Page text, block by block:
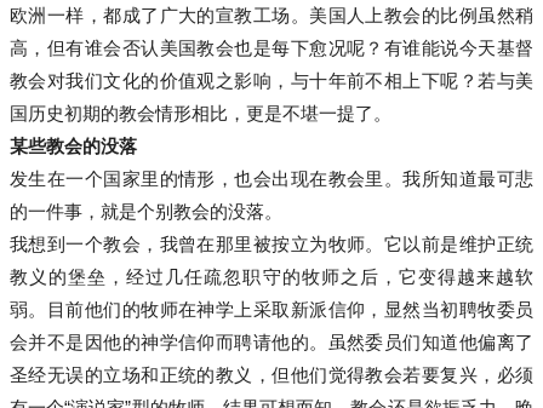
欧洲一样，都成了广大的宣教工场。美国人上教会的比例虽然稍
高，但有谁会否认美国教会也是每下愈况呢？有谁能说今天基督
教会对我们文化的价值观之影响，与十年前不相上下呢？若与美
国历史初期的教会情形相比，更是不堪一提了。
某些教会的没落
发生在一个国家里的情形，也会出现在教会里。我所知道最可悲
的一件事，就是个别教会的没落。
我想到一个教会，我曾在那里被按立为牧师。它以前是维护正统
教义的堡垒，经过几任疏忽职守的牧师之后，它变得越来越软
弱。目前他们的牧师在神学上采取新派信仰，显然当初聘牧委员
会并不是因他的神学信仰而聘请他的。虽然委员们知道他偏离了
圣经无误的立场和正统的教义，但他们觉得教会若要复兴，必须